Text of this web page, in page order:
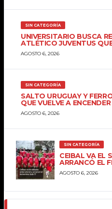
SIN CATEGORÍA
UNIVERSITARIO BUSCA
ATLÉTICO JUVENTUS
AGOSTO 6, 2026
SIN CATEGORÍA
SALTO URUGUAY Y
QUE VUELVE A
AGOSTO 6, 2026
SIN CATEGORÍA
CEIBAL VA EL
ARRANCÓ EL
AGOSTO 6, 2026